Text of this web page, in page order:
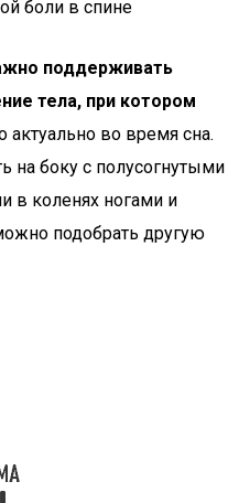
боли в спине
поддерживать
тела, при котором
актуально во время сна.
на боку с полусогнутыми
в коленях ногами и
подобрать другую